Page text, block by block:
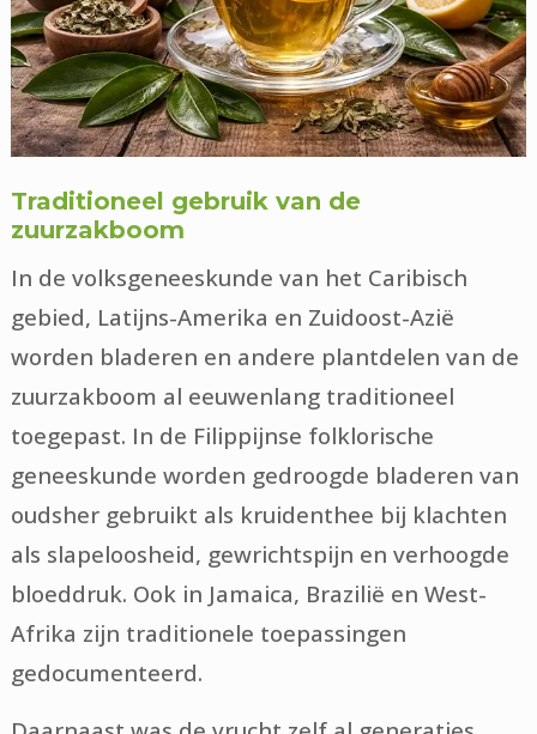
Traditioneel gebruik van de
zuurzakboom
In de volksgeneeskunde van het Caribisch
gebied, Latijns-Amerika en Zuidoost-Azië
worden bladeren en andere plantdelen van de
zuurzakboom al eeuwenlang traditioneel
toegepast. In de Filippijnse folklorische
geneeskunde worden gedroogde bladeren van
oudsher gebruikt als kruidenthee bij klachten
als slapeloosheid, gewrichtspijn en verhoogde
bloeddruk. Ook in Jamaica, Brazilië en West-
Afrika zijn traditionele toepassingen
gedocumenteerd.